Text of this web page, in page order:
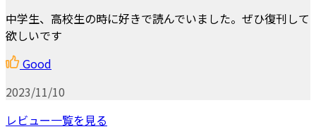
中学生、高校生の時に好きで読んでいました。ぜひ復刊して
欲しいです
Good
2023/11/10
レビュー一覧を見る